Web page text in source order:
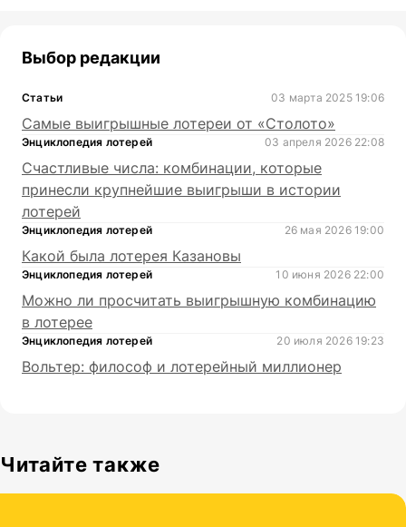
Выбор редакции
Статьи 03 марта 2025 19:06
Самые выигрышные лотереи от «Столото»
Энциклопедия лотерей 03 апреля 2026 22:08
Счастливые числа: комбинации, которые
принесли крупнейшие выигрыши в истории
лотерей
Энциклопедия лотерей 26 мая 2026 19:00
Какой была лотерея Казановы
Энциклопедия лотерей 10 июня 2026 22:00
Можно ли просчитать выигрышную комбинацию
в лотерее
Энциклопедия лотерей 20 июля 2026 19:23
Вольтер: философ и лотерейный миллионер
Читайте также